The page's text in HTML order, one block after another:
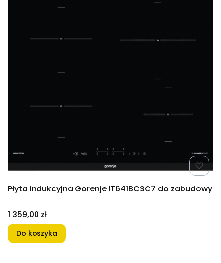
Płyta indukcyjna Gorenje IT641BCSC7 do zabudowy
Cena
1 359,00 zł
Do koszyka